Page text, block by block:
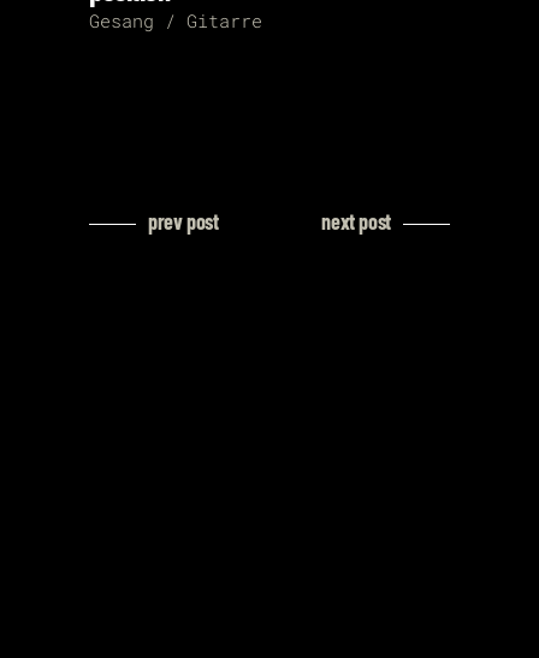
Gesang / Gitarre
prev post next post